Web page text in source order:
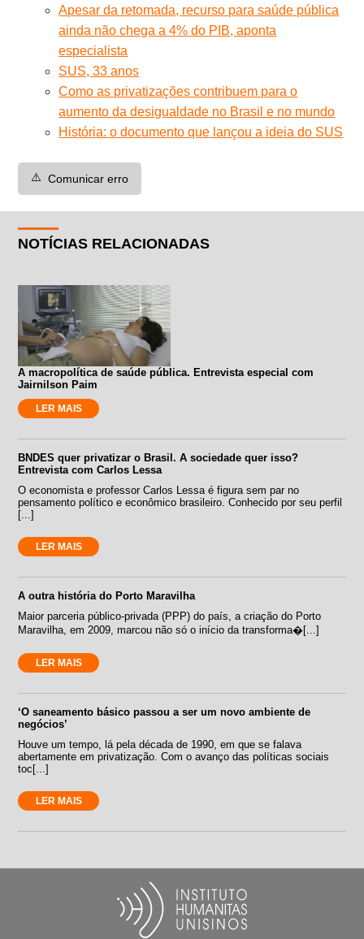
Apesar da retomada, recurso para saúde pública
ainda não chega a 4% do PIB, aponta
especialista
SUS, 33 anos
Como as privatizações contribuem para o
aumento da desigualdade no Brasil e no mundo
História: o documento que lançou a ideia do SUS
⚠️ Comunicar erro
NOTÍCIAS RELACIONADAS
A macropolítica de saúde pública. Entrevista especial com
Jairnilson Paim
LER MAIS
BNDES quer privatizar o Brasil. A sociedade quer isso?
Entrevista com Carlos Lessa
O economista e professor Carlos Lessa é figura sem par no
pensamento político e econômico brasileiro. Conhecido por seu perfil
[...]
LER MAIS
A outra história do Porto Maravilha
Maior parceria público-privada (PPP) do país, a criação do Porto
Maravilha, em 2009, marcou não só o início da transforma�[...]
LER MAIS
‘O saneamento básico passou a ser um novo ambiente de
negócios’
Houve um tempo, lá pela década de 1990, em que se falava
abertamente em privatização. Com o avanço das políticas sociais
toc[...]
LER MAIS